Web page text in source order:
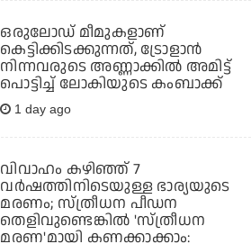
ഒരുലോഡ് മീമുകളാണ്
കെട്ടിക്കിടക്കുന്നത്, ട്രോളാന്‍
നിന്നവരുടെ അണ്ണാക്കില്‍ അമിട്ട്
പൊട്ടിച്ച് ലോകിയുടെ കംബാക്ക്
1 day ago
വിവാഹം കഴിഞ്ഞ് 7
വര്‍ഷത്തിനിടെയുള്ള ഭാര്യയുടെ
മരണം; സ്ത്രീധന പീഡന
തെളിവുണ്ടെങ്കില്‍ 'സ്ത്രീധന
മരണ'മായി കണക്കാക്കാം: